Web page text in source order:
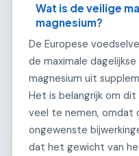
Wat is de veilige
magnesium?
De Europese
de maximale
magnesium uit
Het is belangrijk om
veel te nemen, omdat
ongewenste
dat het gewicht van